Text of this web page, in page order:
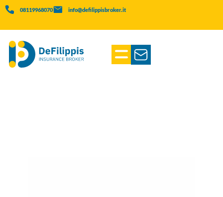
08119968070 info@defilippisbroker.it